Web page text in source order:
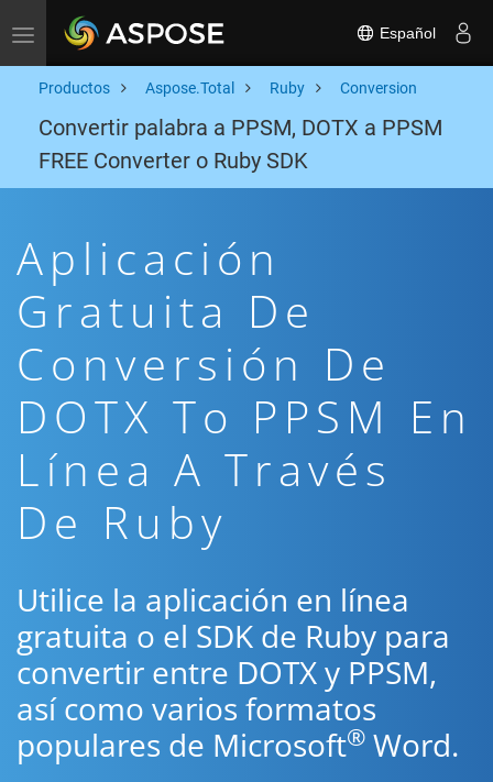
Toggle navigation Español
Productos Aspose.Total Ruby Conversion
Convertir palabra a PPSM, DOTX a PPSM
FREE Converter o Ruby SDK
Aplicación
Gratuita De
Conversión De
DOTX To PPSM En
Línea A Través
De Ruby
Utilice la aplicación en línea
gratuita o el SDK de Ruby para
convertir entre DOTX y PPSM,
así como varios formatos
populares de Microsoft® Word.